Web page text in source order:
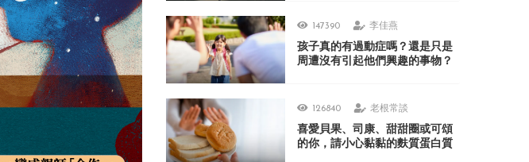
147390 李佳燕
孩子真的有過動症嗎？還是只是
周遭沒有引起他們興趣的事物？
126840 老根常談
喜愛貝果、司康、甜甜圈或可頌
的你，請小心黏黏的麩質蛋白質